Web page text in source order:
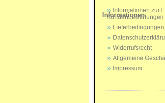
Informationen
Informationen zur
Kundenbewertungen
Lieferbedingungen
Widerrufsrecht
Allgemeine
Impressum